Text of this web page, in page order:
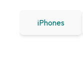
iPhones